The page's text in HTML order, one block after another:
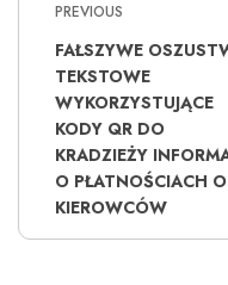
PREVIOUS
FAŁSZYWE
TEKSTOWE
WYKORZYSTUJĄCE
KODY QR DO
KRADZIEŻY
O PŁATNOŚCIACH
KIEROWCÓW